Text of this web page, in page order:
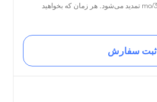
/mo تمدید می‌شود. هر زمان که بخواهید
ثبت سفارش